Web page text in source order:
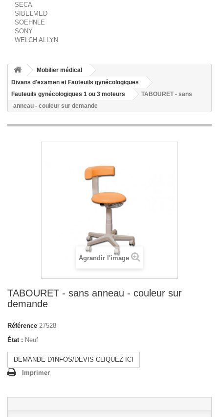
SECA
SIBELMED
SOEHNLE
SONY
WELCH ALLYN
Mobilier médical
Divans d'examen et Fauteuils gynécologiques
Fauteuils gynécologiques 1 ou 3 moteurs
TABOURET - sans
anneau - couleur sur demande
Agrandir l'image
TABOURET - sans anneau - couleur sur
demande
Référence 27528
État : Neuf
DEMANDE D'INFOS/DEVIS CLIQUEZ ICI
Imprimer